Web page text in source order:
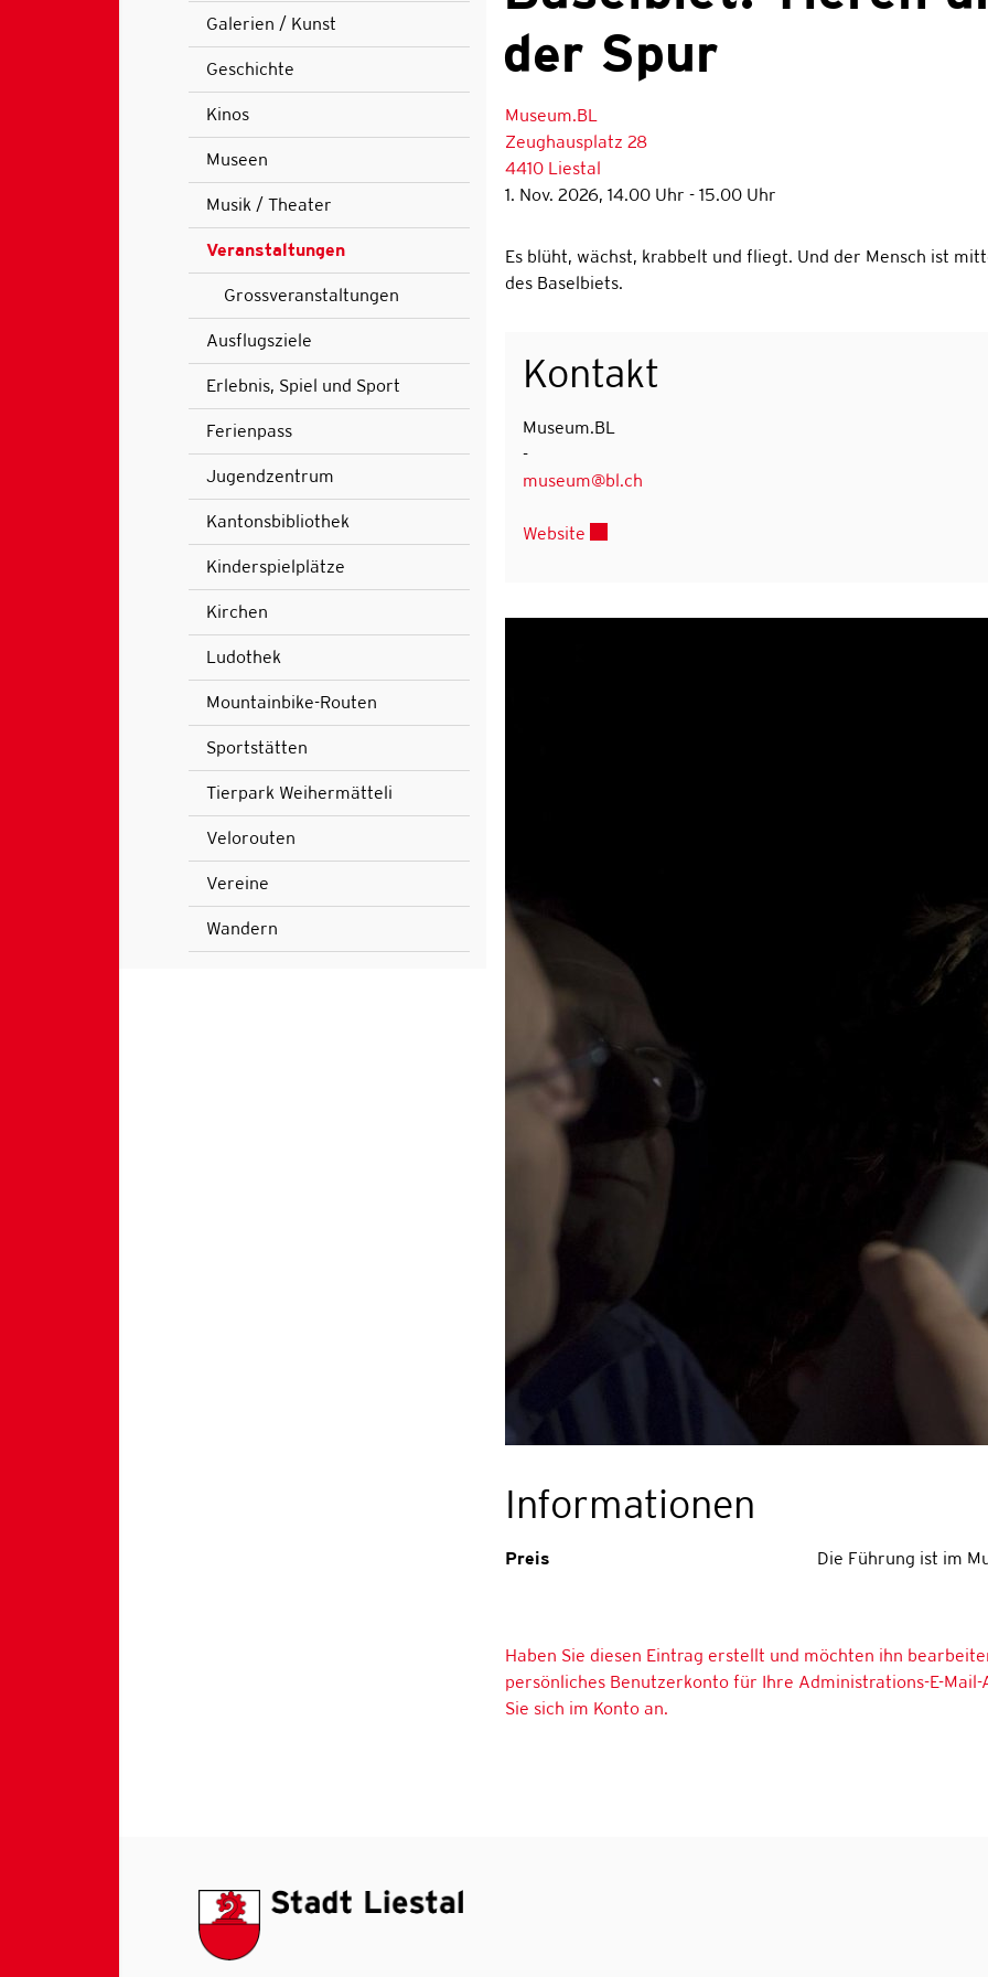
Galerien / Kunst
Geschichte
Kinos
Museen
Musik / Theater
Veranstaltungen
(ausgewählt)
Grossveranstaltungen
Ausflugsziele
Erlebnis, Spiel und Sport
Ferienpass
Jugendzentrum
Kantonsbibliothek
Kinderspielplätze
Kirchen
Ludothek
Mountainbike-Routen
Sportstätten
Tierpark Weihermätteli
Velorouten
Vereine
Wandern
der Spur
Museum.BL
Zeughausplatz 28
4410 Liestal
1. Nov. 2026, 14.00 Uhr - 15.00 Uhr
Es blüht, wächst, krabbelt und fliegt. Und der Mensch ist
des Baselbiets.
Kontakt
Museum.BL
-
museum@bl.ch
WebsiteExterner Link wird in einem neuen Fenster
Informationen
Preis Die Führung ist im
Haben Sie diesen Eintrag erstellt und möchten ihn
persönliches Benutzerkonto für Ihre Administrations-E-
Sie sich im Konto an.